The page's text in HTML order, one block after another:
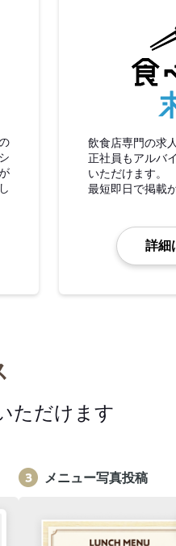
飲食店専門の求
正社員もアルバ
いただけます。
最短即日で掲載
詳細
ただけます
メニュー写真投稿